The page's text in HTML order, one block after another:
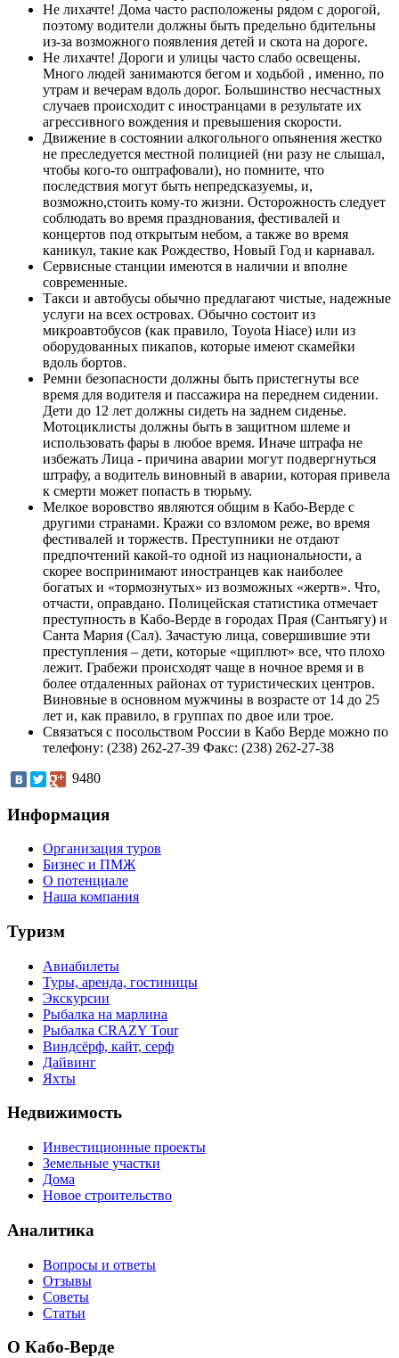
Не лихачте! Дома часто расположены рядом с дорогой,
поэтому водители должны быть предельно бдительны
из-за возможного появления детей и скота на дороге.
Не лихачте! Дороги и улицы часто слабо освещены.
Много людей занимаются бегом и ходьбой , именно, по
утрам и вечерам вдоль дорог. Большинство несчастных
случаев происходит с иностранцами в результате их
агрессивного вождения и превышения скорости.
Движение в состоянии алкогольного опьянения жестко
не преследуется местной полицией (ни разу не слышал,
чтобы кого-то оштрафовали), но помните, что
последствия могут быть непредсказуемы, и,
возможно,стоить кому-то жизни. Осторожность следует
соблюдать во время празднования, фестивалей и
концертов под открытым небом, а также во время
каникул, такие как Рождество, Новый Год и карнавал.
Сервисные станции имеются в наличии и вполне
современные.
Такси и автобусы обычно предлагают чистые, надежные
услуги на всех островах. Обычно состоит из
микроавтобусов (как правило, Toyota Hiace) или из
оборудованных пикапов, которые имеют скамейки
вдоль бортов.
Ремни безопасности должны быть пристегнуты все
время для водителя и пассажира на переднем сидении.
Дети до 12 лет должны сидеть на заднем сиденье.
Мотоциклисты должны быть в защитном шлеме и
использовать фары в любое время. Иначе штрафа не
избежать Лица - причина аварии могут подвергнуться
штрафу, а водитель виновный в аварии, которая привела
к смерти может попасть в тюрьму.
Мелкое воровство являются общим в Кабо-Верде с
другими странами. Кражи со взломом реже, во время
фестивалей и торжеств. Преступники не отдают
предпочтений какой-то одной из национальности, а
скорее воспринимают иностранцев как наиболее
богатых и «тормознутых» из возможных «жертв». Что,
отчасти, оправдано. Полицейская статистика отмечает
преступность в Кабо-Верде в городах Прая (Сантьягу) и
Санта Мария (Сал). Зачастую лица, совершившие эти
преступления – дети, которые «щиплют» все, что плохо
лежит. Грабежи происходят чаще в ночное время и в
более отдаленных районах от туристических центров.
Виновные в основном мужчины в возрасте от 14 до 25
лет и, как правило, в группах по двое или трое.
Связаться с посольством России в Кабо Верде можно по
телефону: (238) 262-27-39 Факс: (238) 262-27-38
9480
Информация
Организация туров
Бизнес и ПМЖ
О потенциале
Наша компания
Туризм
Авиабилеты
Туры, аренда, гостиницы
Экскурсии
Рыбалка на марлина
Рыбалка CRAZY Тour
Виндсёрф, кайт, серф
Дайвинг
Яхты
Недвижимость
Инвестиционные проекты
Земельные участки
Дома
Новое строительство
Аналитика
Вопросы и ответы
Отзывы
Советы
Статьи
О Кабо-Верде